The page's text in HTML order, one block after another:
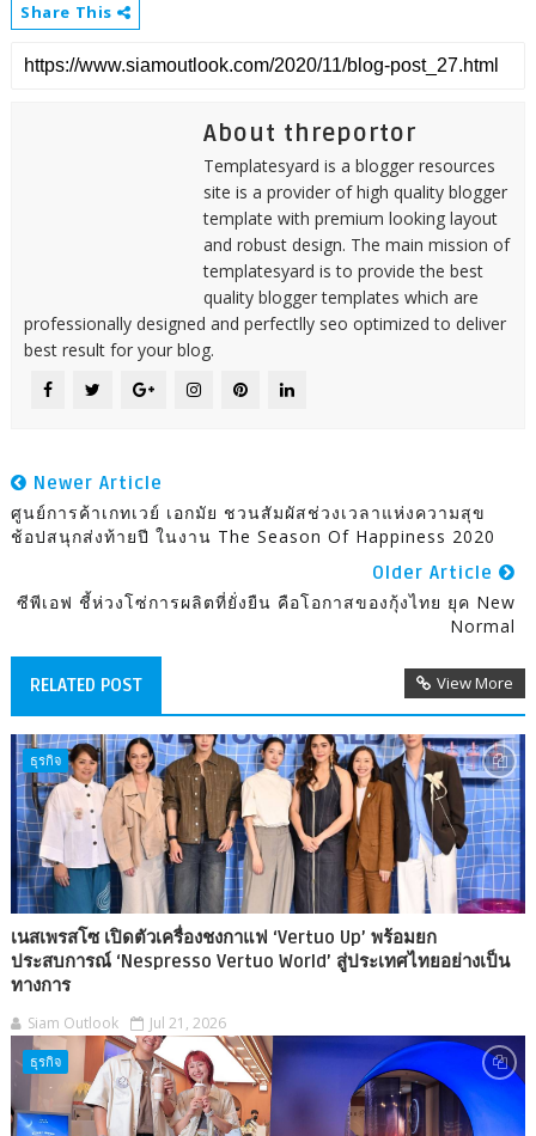
Share This
About threportor
Templatesyard is a blogger resources
site is a provider of high quality blogger
template with premium looking layout
and robust design. The main mission of
templatesyard is to provide the best
quality blogger templates which are
professionally designed and perfectlly seo optimized to deliver
best result for your blog.
Newer Article
ศูนย์การค้าเกทเวย์ เอกมัย ชวนสัมผัสช่วงเวลาแห่งความสุข
ช้อปสนุกส่งท้ายปี ในงาน The Season Of Happiness 2020
Older Article
ซีพีเอฟ ชี้ห่วงโซ่การผลิตที่ยั่งยืน คือโอกาสของกุ้งไทย ยุค New
Normal
RELATED POST View More
ธุรกิจ
เนสเพรสโซ เปิดตัวเครื่องชงกาแฟ ‘Vertuo Up’ พร้อมยก
ประสบการณ์ ‘Nespresso Vertuo World’ สู่ประเทศไทยอย่างเป็น
ทางการ
Siam Outlook Jul 21, 2026
ธุรกิจ